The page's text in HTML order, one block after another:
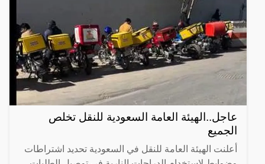
عاجل..الهيئة العامة السعودية للنقل تخلص
الجميع
أعلنت الهيئة العامة للنقل في السعودية تحديد اشتراطات